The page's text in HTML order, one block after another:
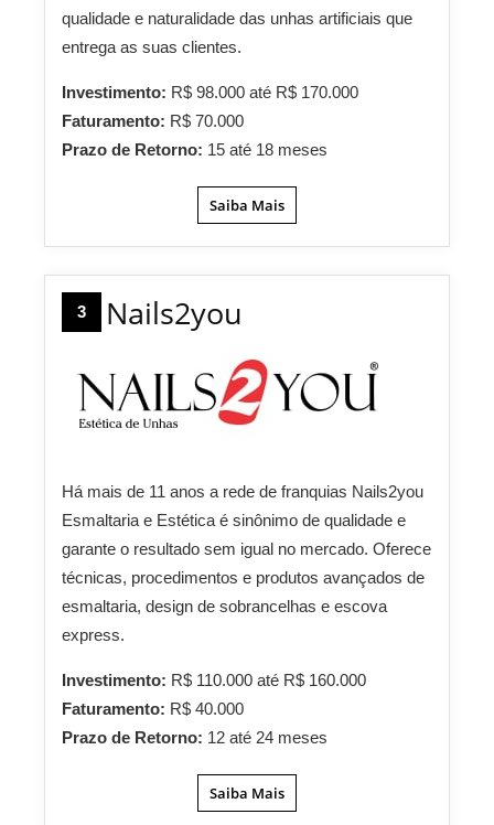
qualidade e naturalidade das unhas artificiais que
entrega as suas clientes.
Investimento: R$ 98.000 até R$ 170.000
Faturamento: R$ 70.000
Prazo de Retorno: 15 até 18 meses
Saiba Mais
3 Nails2you
Há mais de 11 anos a rede de franquias Nails2you
Esmaltaria e Estética é sinônimo de qualidade e
garante o resultado sem igual no mercado. Oferece
técnicas, procedimentos e produtos avançados de
esmaltaria, design de sobrancelhas e escova
express.
Investimento: R$ 110.000 até R$ 160.000
Faturamento: R$ 40.000
Prazo de Retorno: 12 até 24 meses
Saiba Mais